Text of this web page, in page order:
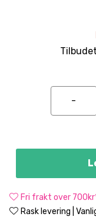
Fri frakt over
Rask levering |